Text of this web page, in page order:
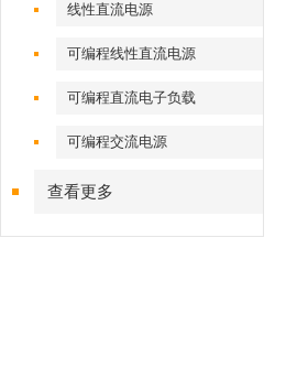
线性直流电源
可编程线性直流电源
可编程直流电子负载
可编程交流电源
查看更多